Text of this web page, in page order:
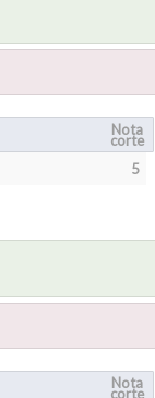
Nota
corte
5
Nota
corte